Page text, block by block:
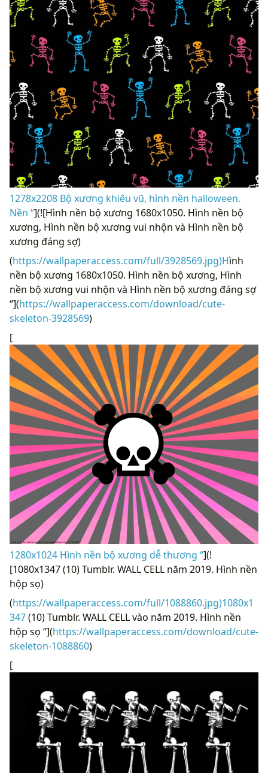
1278x2208 Bộ xương khiêu vũ, hình nền halloween.
Nền “](![Hình nền bộ xương 1680x1050. Hình nền bộ
xương, Hình nền bộ xương vui nhộn và Hình nền bộ
xương đáng sợ)
(https://wallpaperaccess.com/full/3928569.jpg)Hình
nền bộ xương 1680x1050. Hình nền bộ xương, Hình
nền bộ xương vui nhộn và Hình nền bộ xương đáng sợ
“](https://wallpaperaccess.com/download/cute-
skeleton-3928569)
[
1280x1024 Hình nền bộ xương dễ thương “](!
[1080x1347 (10) Tumblr. WALL CELL năm 2019. Hình nền
hộp sọ)
(https://wallpaperaccess.com/full/1088860.jpg)1080x1
347(10) Tumblr. WALL CELL vào năm 2019. Hình nền
hộp sọ “](https://wallpaperaccess.com/download/cute-
skeleton-1088860)
[